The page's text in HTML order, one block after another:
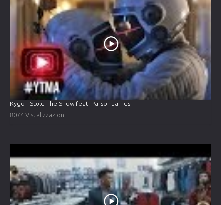
Kygo - Stole The Show feat. Parson James
8074 Visualizzazioni